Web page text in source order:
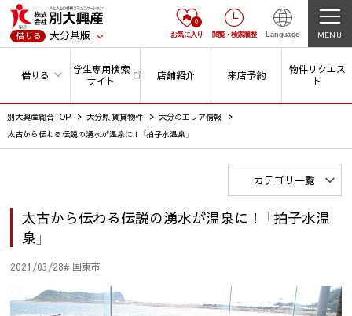
借りる 大分県版
0
お気に入り 閲覧・ 検索履歴 Language MENU
借りる
学生専用検索
サイト
店舗紹介 来店予約
物件リクエス
ト
別大興産総合TOP 大分県 賃貸物件
大分のエリア情報
太古から伝わる伝説の湧水が温泉に！ 「拍子水温泉」
カテゴリ一覧
太古から伝わる伝説の湧水が温泉に！ 「拍子水温
泉」
2021/03/28# 国東市